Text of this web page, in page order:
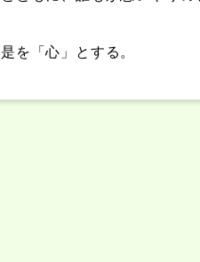
を「心」とする。